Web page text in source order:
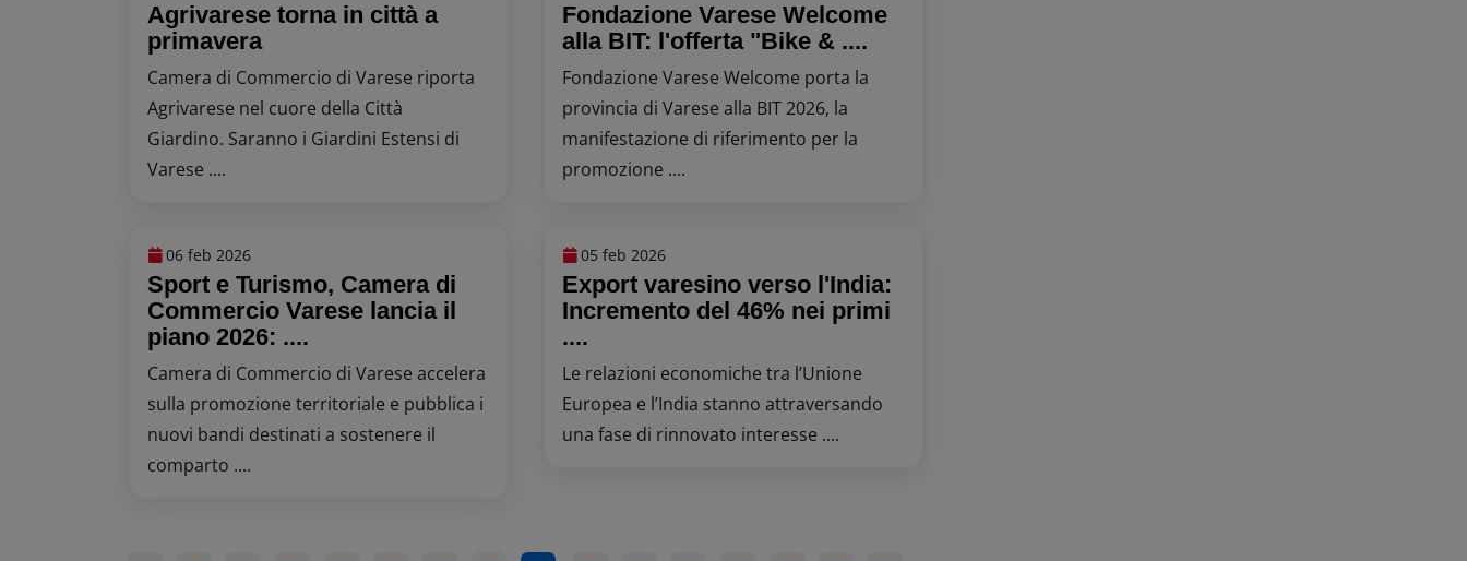
Agrivarese torna in città a
primavera
Camera di Commercio di Varese riporta
Agrivarese nel cuore della Città
Giardino. Saranno i Giardini Estensi di
Varese ....
Fondazione Varese Welcome
alla BIT: l'offerta "Bike & ....
Fondazione Varese Welcome porta la
provincia di Varese alla BIT 2026, la
manifestazione di riferimento per la
promozione ....
06 feb 2026
Sport e Turismo, Camera di
Commercio Varese lancia il
piano 2026: ....
Camera di Commercio di Varese accelera
sulla promozione territoriale e pubblica i
nuovi bandi destinati a sostenere il
comparto ....
05 feb 2026
Export varesino verso l'India:
Incremento del 46% nei primi
....
Le relazioni economiche tra l’Unione
Europea e l’India stanno attraversando
una fase di rinnovato interesse ....